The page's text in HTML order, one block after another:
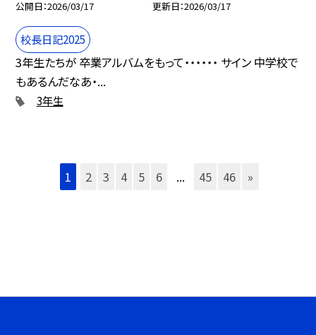
公開日 2026/03/17 更新日 2026/03/17
校長日記2025
3年生たちが 卒業アルバムをもって・・・・・・ サイン 中学校で
もあるんだなあ・...
3年生
1 2 3 4 5 6 ... 45 46 »